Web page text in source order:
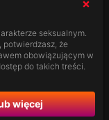
nasze
fascynujące
że jakość
na sukces
atmosferę i ciesz
poziomie!
seksualnym.
potwierdzasz, że
obowiązującym w
do takich treści.
więcej